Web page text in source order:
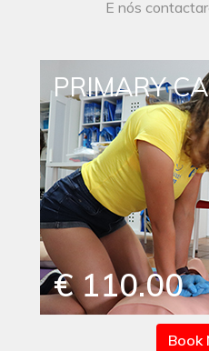
E nós
PRIMARY
€ 110.00
Book